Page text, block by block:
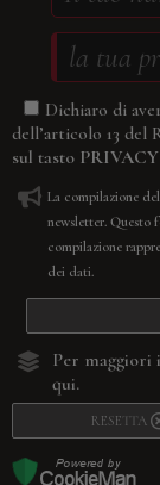
Dichiaro di
dell’articolo 13 del
sul tasto
La compilazione
newsletter. Questo
compilazione
dei dati.
Per maggiori
qui.
RESETTA